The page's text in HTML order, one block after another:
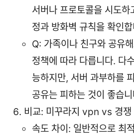
서버나 프로토콜을 시도
정과 방화벽 규칙을 확인
Q: 가족이나 친구와 공유
정책에 따라 다릅니다. 다
능하지만, 서버 과부하를
공유는 피하는 것이 좋습
비교: 미꾸라지 vpn vs 경
속도 차이: 일반적으로 최